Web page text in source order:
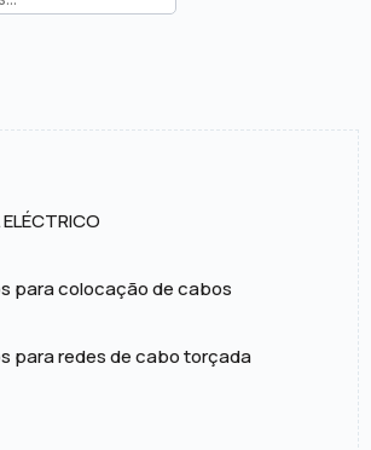
para colocação de cabos
para redes de cabo torçada